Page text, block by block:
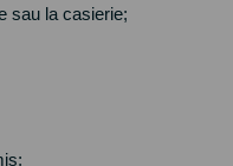
sau la casierie;